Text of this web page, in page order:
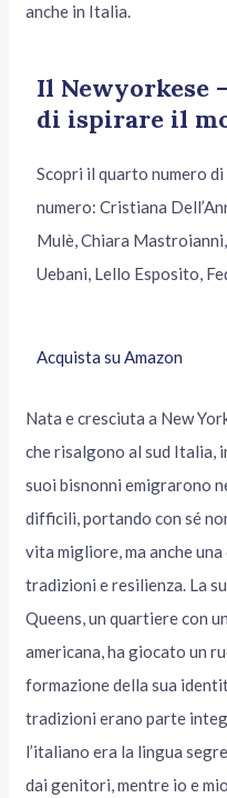
anche in Italia.
Il Newyorkese
di ispirare il
Scopri il quarto numero di
numero: Cristiana
Mulè, Chiara
Uebani, Lello Esposito,
Acquista su Amazon
Nata e cresciuta a New
che risalgono al sud Italia,
suoi bisnonni emigrarono
difficili, portando con sé
vita migliore, ma anche
tradizioni e resilienza. La
Queens, un quartiere con
americana, ha giocato un
formazione della sua
tradizioni erano parte
l’italiano era la lingua
dai genitori, mentre io e